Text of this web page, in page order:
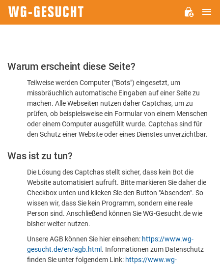
Bitte
dass
sind
Warum erscheint diese Seite?
Teilweise werden Computer ("Bots") eingesetzt, um
missbräuchlich automatische Eingaben auf einer Seite zu
machen. Alle Webseiten nutzen daher Captchas, um zu
prüfen, ob beispielsweise ein Formular von einem Menschen
oder einem Computer ausgefüllt wurde. Captchas sind für
den Schutz einer Website oder eines Dienstes unverzichtbar.
Was ist zu tun?
Die Lösung des Captchas stellt sicher, dass kein Bot die
Website automatisiert aufruft. Bitte markieren Sie daher die
Checkbox unten und klicken Sie den Button "Absenden". So
wissen wir, dass Sie kein Programm, sondern eine reale
Person sind. Anschließend können Sie WG-Gesucht.de wie
bisher weiter nutzen.
Unsere AGB können Sie hier einsehen: https://www.wg-
gesucht.de/en/agb.html . Informationen zum Datenschutz
finden Sie unter folgendem Link: https://www.wg-